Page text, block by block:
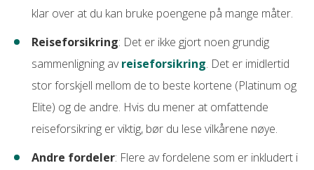
Mobile betalingsmetoder
Google pay
Apple pay
Samsung pay
Les mer om Bank Norwegian
kredittkort
klar over at du kan bruke poengene på mange måter.
Reiseforsikring: Det er ikke gjort noen grundig
sammenligning avreiseforsikring. Det er imidlertid
stor forskjell mellom de to beste kortene (Platinum og
Elite) og de andre. Hvis du mener at omfattende
reiseforsikring er viktig, bør du lese vilkårene nøye.
Andre fordeler: Flere av fordelene som er inkludert i